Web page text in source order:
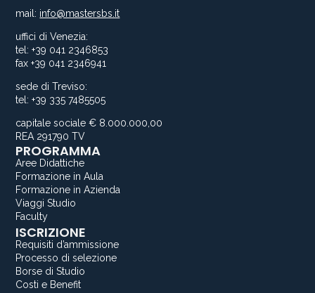
mail: info@mastersbs.it
uffici di Venezia:
tel: +39 041 2346853
fax +39 041 2346941
sede di Treviso:
tel: +39 335 7485505
capitale sociale € 8.000.000,00
REA 291790 TV
PROGRAMMA
Aree Didattiche
Formazione in Aula
Formazione in Azienda
Viaggi Studio
Faculty
ISCRIZIONE
Requisiti d’ammissione
Processo di selezione
Borse di Studio
Costi e Benefit